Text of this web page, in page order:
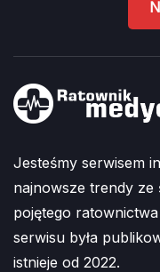
Jesteśmy serwisem
najnowsze trendy
pojętego
serwisu była
istnieje od 2022.